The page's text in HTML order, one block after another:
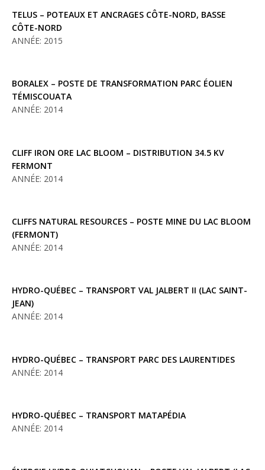
TELUS – POTEAUX ET ANCRAGES CÔTE-NORD, BASSE
CÔTE-NORD
ANNÉE: 2015
BORALEX – POSTE DE TRANSFORMATION PARC ÉOLIEN
TÉMISCOUATA
ANNÉE: 2014
CLIFF IRON ORE LAC BLOOM – DISTRIBUTION 34.5 KV
FERMONT
ANNÉE: 2014
CLIFFS NATURAL RESOURCES – POSTE MINE DU LAC BLOOM
(FERMONT)
ANNÉE: 2014
HYDRO-QUÉBEC – TRANSPORT VAL JALBERT II (LAC SAINT-
JEAN)
ANNÉE: 2014
HYDRO-QUÉBEC – TRANSPORT PARC DES LAURENTIDES
ANNÉE: 2014
HYDRO-QUÉBEC – TRANSPORT MATAPÉDIA
ANNÉE: 2014